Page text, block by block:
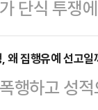
는 연내 상
경기도에
거부한 경
월 수도권
불법전매
단식 투쟁
넉 달 만
금 의혹,
맞은 가운
왜 집행유예 선고일
행하고 성